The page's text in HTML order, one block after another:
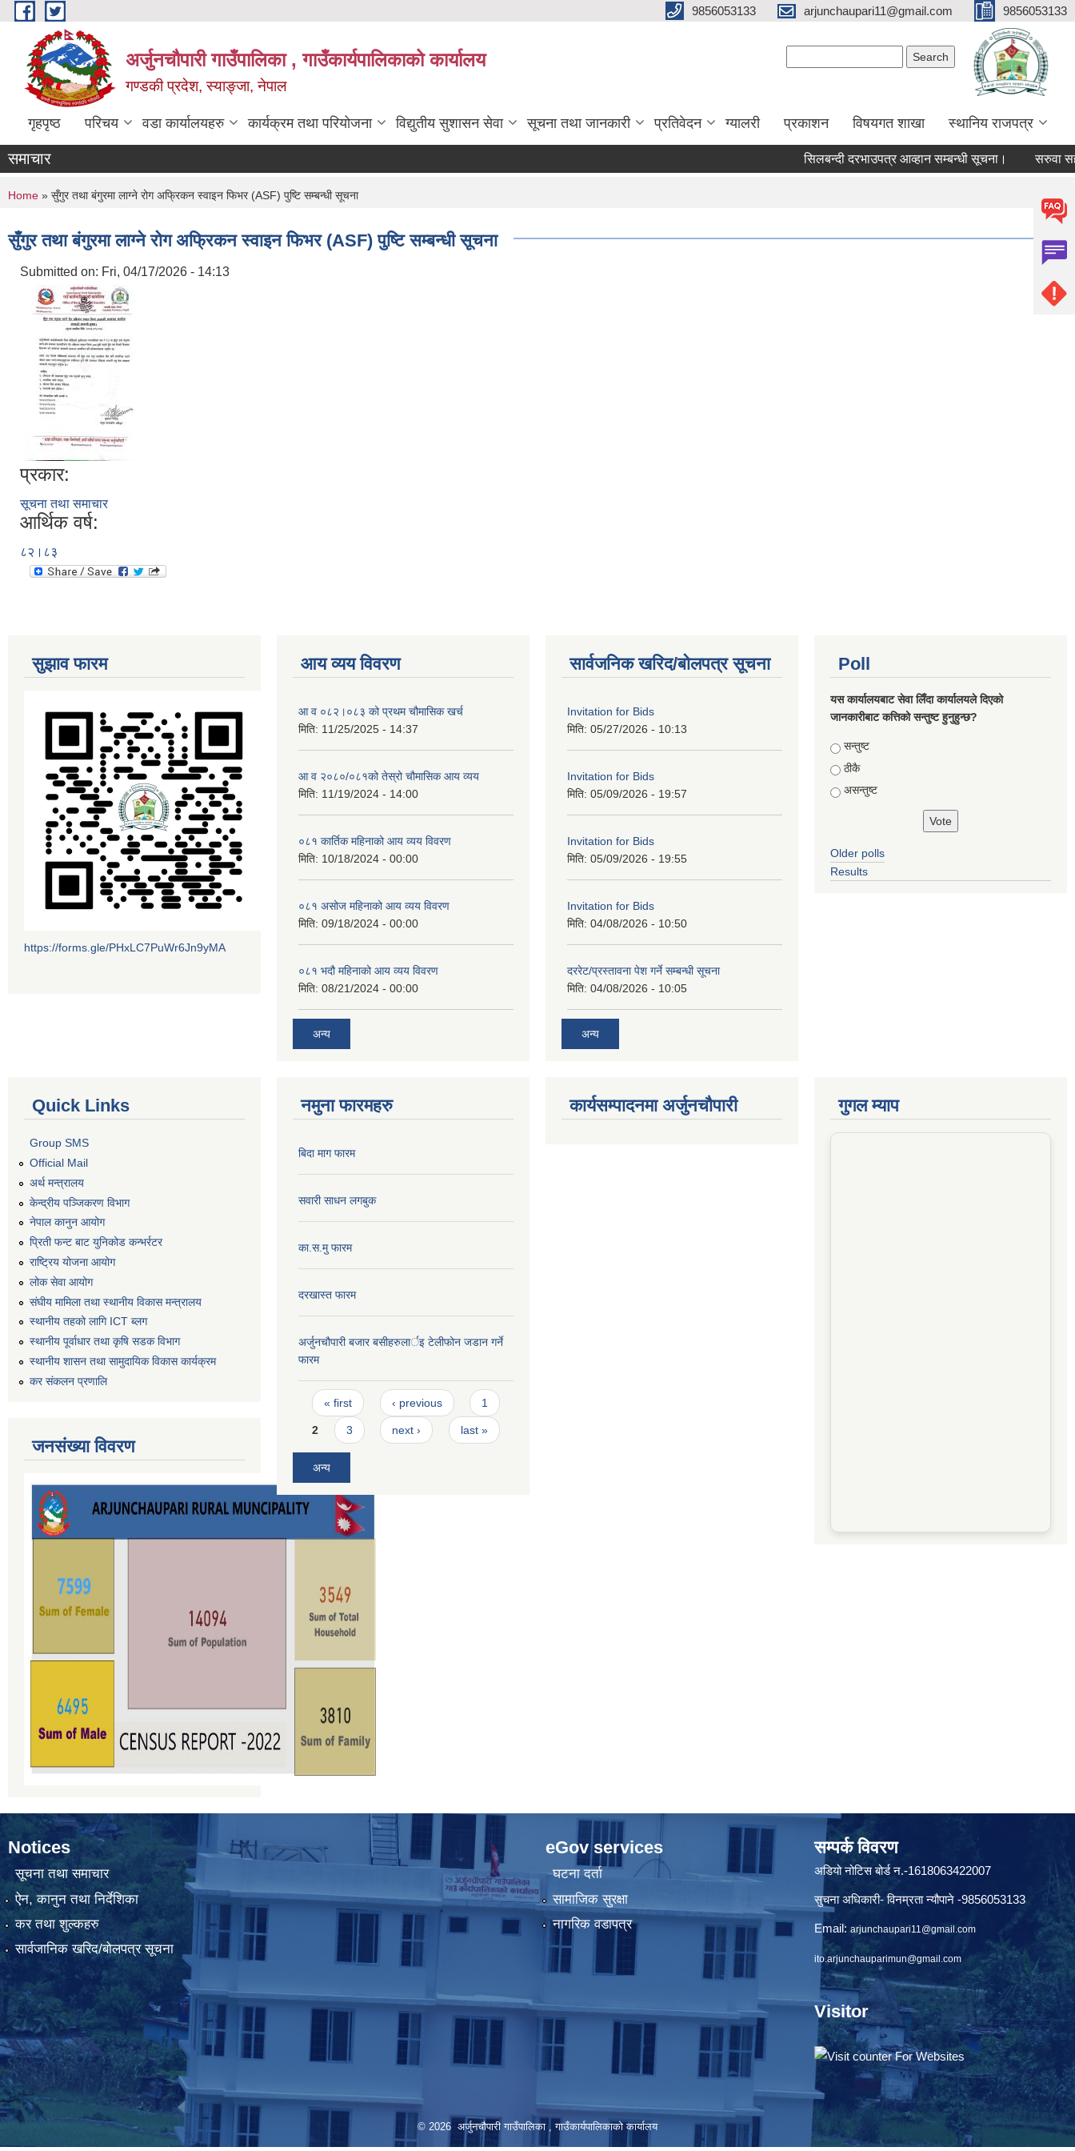
Skip to main content 9856053133 arjunchaupari11@gmail.com 9856053133
अर्जुनचौपारी गाउँपालिका , गाउँकार्यपालिकाको कार्यालय
गण्डकी प्रदेश, स्याङ्जा, नेपाल
गृहपृष्ठ परिचय वडा कार्यालयहरु कार्यक्रम तथा परियोजना विद्युतीय सुशासन सेवा सूचना तथा जानकारी प्रतिवेदन ग्यालरी प्रकाशन विषयगत शाखा स्थानिय राजपत्र
समाचार सिलबन्दी दरभाउपत्र आव्हान सम्बन्धी सूचना। सरुवा
You are here
Home » सुँगुर तथा बंगुरमा लाग्ने रोग अफ्रिकन स्वाइन फिभर (ASF) पुष्टि सम्बन्धी सूचना
सुँगुर तथा बंगुरमा लाग्ने रोग अफ्रिकन स्वाइन फिभर (ASF) पुष्टि सम्बन्धी सूचना
Submitted on: Fri, 04/17/2026 - 14:13
प्रकार:
सूचना तथा समाचार
आर्थिक वर्ष:
८२।८३
सुझाव फारम
https://forms.gle/PHxLC7PuWr6Jn9yMA
आय व्यय विवरण
आ व ०८२।०८३ को प्रथम चौमासिक खर्च
मिति: 11/25/2025 - 14:37
आ व २०८०/०८१को तेस्रो चौमासिक आय व्यय
मिति: 11/19/2024 - 14:00
०८१ कार्तिक महिनाको आय व्यय विवरण
मिति: 10/18/2024 - 00:00
०८१ असोज महिनाको आय व्यय विवरण
मिति: 09/18/2024 - 00:00
०८१ भदौ महिनाको आय व्यय विवरण
मिति: 08/21/2024 - 00:00
अन्य
सार्वजनिक खरिद/बोलपत्र सूचना
Invitation for Bids
मिति: 05/27/2026 - 10:13
Invitation for Bids
मिति: 05/09/2026 - 19:57
Invitation for Bids
मिति: 05/09/2026 - 19:55
Invitation for Bids
मिति: 04/08/2026 - 10:50
दररेट/प्रस्तावना पेश गर्ने सम्बन्धी सूचना
मिति: 04/08/2026 - 10:05
अन्य
Poll
यस कार्यालयबाट सेवा लिँदा कार्यालयले दिएको
जानकारीबाट कत्तिको सन्तुष्ट हुनुहुन्छ?
Choices
सन्तुष्ट
ठीकै
असन्तुष्ट
Older polls
Results
Quick Links
Group SMS
Official Mail
अर्थ मन्त्रालय
केन्द्रीय पञ्जिकरण विभाग
नेपाल कानुन आयोग
प्रिती फन्ट बाट युनिकोड कन्भर्रटर
राष्ट्रिय योजना आयोग
लोक सेवा आयोग
संघीय मामिला तथा स्थानीय विकास मन्त्रालय
स्थानीय तहको लागि ICT ब्लग
स्थानीय पूर्वाधार तथा कृषि सडक विभाग
स्थानीय शासन तथा सामुदायिक विकास कार्यक्रम
कर स‌ंकलन प्रणालि
जनसंख्या विवरण
नमुना फारमहरु
बिदा माग फारम
सवारी साधन लगबुक
का.स.मु फारम
दरखास्त फारम
अर्जुनचौपारी बजार बसीहरुलार्इ टेलीफोन जडान गर्ने
फारम
Pages
« first ‹ previous 1
2 3 next › last »
अन्य
कार्यसम्पादनमा अर्जुनचौपारी गुगल म्याप
Notices
सूचना तथा समाचार
ऐन, कानुन तथा निर्देशिका
कर तथा शुल्कहरु
सार्वजानिक खरिद/बोलपत्र सूचना
eGov services
घटना दर्ता
सामाजिक सुरक्षा
नागरिक वडापत्र
सम्पर्क विवरण
अडियो नोटिस बोर्ड न.-1618063422007
सुचना अधिकारी- विनम्रता न्यौपाने -9856053133
Email: arjunchaupari11@gmail.com
ito.arjunchauparimun@gmail.com
Visitor
© 2026 अर्जुनचौपारी गाउँपालिका , गाउँकार्यपालिकाको कार्यालय